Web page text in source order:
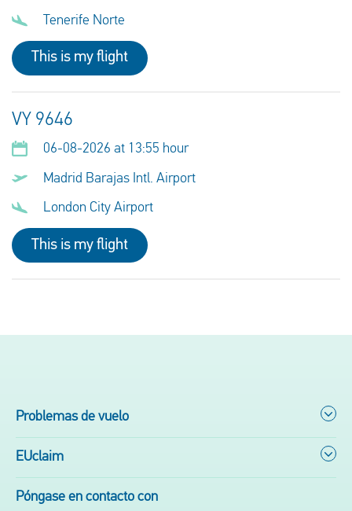
Tenerife Norte
This is my flight
VY 9646
06-08-2026 at 13:55 hour
Madrid Barajas Intl. Airport
London City Airport
This is my flight
Problemas de vuelo
EUclaim
Póngase en contacto con